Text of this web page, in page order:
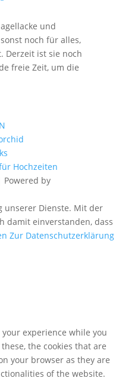
und
noch für alles,
Derzeit ist sie noch
freie Zeit, um die
Hochzeiten
Powered by
unserer Dienste. Mit der
damit einverstanden, dass
Zur Datenschutzerklärung
experience while you
the cookies that are
your browser as they are
of the website.